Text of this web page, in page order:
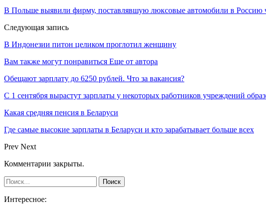
В Польше выявили фирму, поставлявшую люксовые автомобили в Россию
Следующая запись
В Индонезии питон целиком проглотил женщину
Вам также могут понравиться Еще от автора
Обещают зарплату до 6250 рублей. Что за вакансия?
С 1 сентября вырастут зарплаты у некоторых работников учреждений
Какая средняя пенсия в Беларуси
Где самые высокие зарплаты в Беларуси и кто зарабатывает больше всех
Prev Next
Комментарии закрыты.
Интересное: